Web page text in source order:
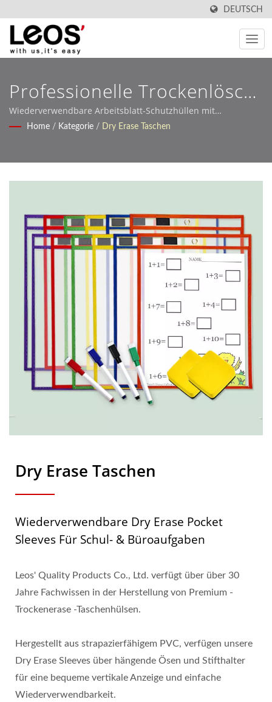
DEUTSCH
Professionelle Trockenlösch-
Taschenhüllen Für
Wiederverwendbare Arbeitsblatt-Schutzhüllen mit
maßgeschneiderten OEM-Fertigungsdiensten
Home / Kategorie / Dry Erase Taschen
Dry Erase Taschen
Wiederverwendbare Dry Erase Pocket
Sleeves Für Schul- & Büroaufgaben
Leos' Quality Products Co., Ltd. verfügt über über 30
Jahre Fachwissen in der Herstellung von Premium -
Trockenerase -Taschenhülsen.
Hergestellt aus strapazierfähigem PVC, verfügen unsere
Dry Erase Sleeves über hängende Ösen und Stifthalter
für eine bequeme vertikale Anzeige und einfache
Wiederverwendbarkeit.